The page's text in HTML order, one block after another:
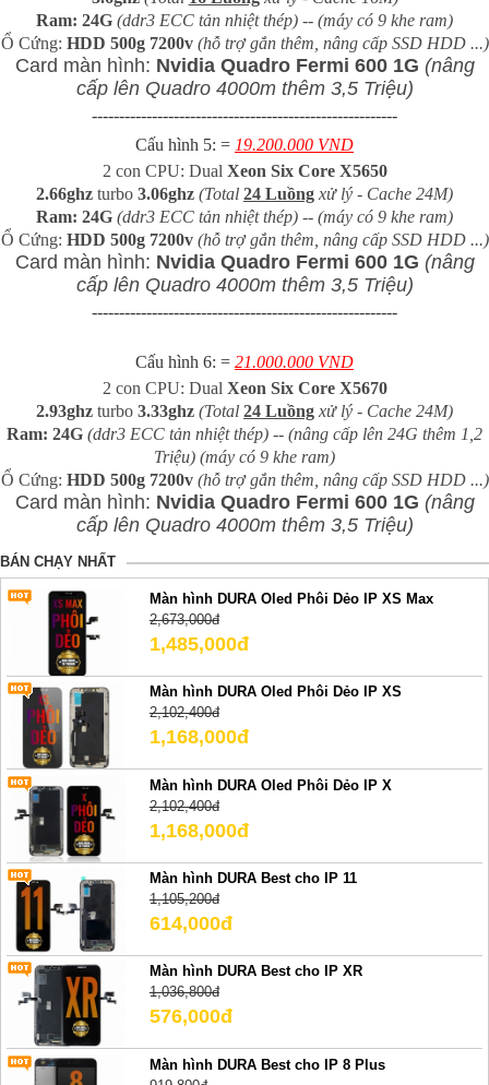
Ram: 24G (ddr3 ECC tản nhiệt thép) -- (máy có 9 khe ram)
Ổ Cứng: HDD 500g 7200v(hỗ trợ gắn thêm, nâng cấp SSD HDD ...)
Card màn hình: Nvidia Quadro Fermi 600 1G (nâng
cấp lên Quadro 4000m thêm 3,5 Triệu)
--------------------------------------------------------
Cấu hình 5: = 19.200.000 VND
2 con CPU: Dual Xeon Six Core X5650
2.66ghz turbo 3.06ghz (Total 24 Luồng xử lý - Cache 24M)
Ram: 24G (ddr3 ECC tản nhiệt thép) -- (máy có 9 khe ram)
Ổ Cứng: HDD 500g 7200v(hỗ trợ gắn thêm, nâng cấp SSD HDD ...)
Card màn hình: Nvidia Quadro Fermi 600 1G (nâng
cấp lên Quadro 4000m thêm 3,5 Triệu)
--------------------------------------------------------
Cấu hình 6: = 21.000.000 VND
2 con CPU: Dual Xeon Six Core X5670
2.93ghz turbo 3.33ghz (Total 24 Luồng xử lý - Cache 24M)
Ram: 24G (ddr3 ECC tản nhiệt thép) -- (nâng cấp lên 24G thêm 1,2
Triệu) (máy có 9 khe ram)
Ổ Cứng: HDD 500g 7200v(hỗ trợ gắn thêm, nâng cấp SSD HDD ...)
Card màn hình: Nvidia Quadro Fermi 600 1G (nâng
cấp lên Quadro 4000m thêm 3,5 Triệu)
BÁN CHẠY NHẤT
Màn hình DURA Oled Phôi Dẻo IP XS Max
2,673,000đ
1,485,000đ
Màn hình DURA Oled Phôi Dẻo IP XS
2,102,400đ
1,168,000đ
Màn hình DURA Oled Phôi Dẻo IP X
2,102,400đ
1,168,000đ
Màn hình DURA Best cho IP 11
1,105,200đ
614,000đ
Màn hình DURA Best cho IP XR
1,036,800đ
576,000đ
Màn hình DURA Best cho IP 8 Plus